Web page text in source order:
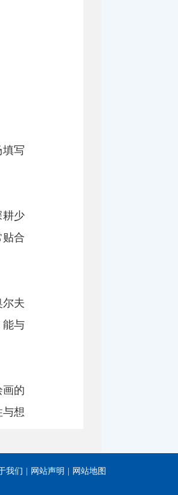
写
耕少
合
尔夫
能与
的
与想
我们 网站声明 网站地图